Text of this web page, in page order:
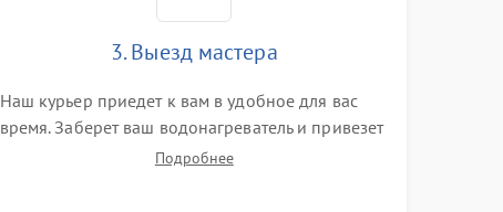
3. Выезд мастера
Наш курьер приедет к вам в удобное для вас
время. Заберет ваш водонагреватель и привезет
на склад для диагностики.
Подробнее